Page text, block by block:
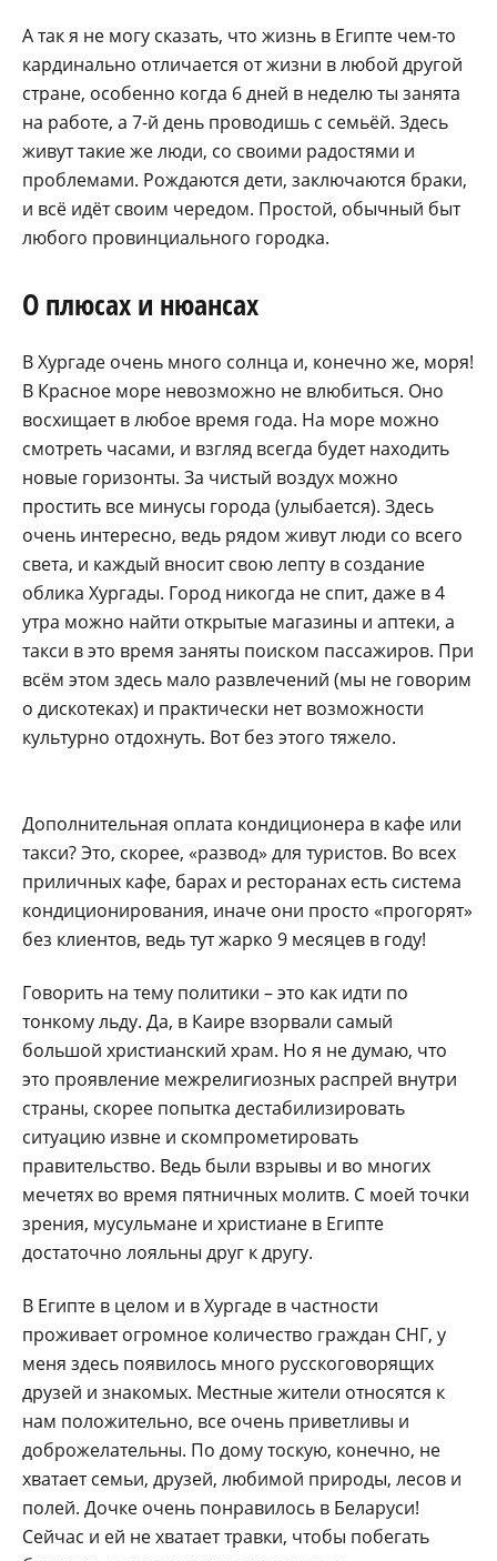
А так я не могу сказать, что жизнь в Египте чем-то
кардинально отличается от жизни в любой другой
стране, особенно когда 6 дней в неделю ты занята
на работе, а 7-й день проводишь с семьёй. Здесь
живут такие же люди, со своими радостями и
проблемами. Рождаются дети, заключаются браки,
и всё идёт своим чередом. Простой, обычный быт
любого провинциального городка.
О плюсах и нюансах
В Хургаде очень много солнца и, конечно же, моря!
В Красное море невозможно не влюбиться. Оно
восхищает в любое время года. На море можно
смотреть часами, и взгляд всегда будет находить
новые горизонты. За чистый воздух можно
простить все минусы города (улыбается). Здесь
очень интересно, ведь рядом живут люди со всего
света, и каждый вносит свою лепту в создание
облика Хургады. Город никогда не спит, даже в 4
утра можно найти открытые магазины и аптеки, а
такси в это время заняты поиском пассажиров. При
всём этом здесь мало развлечений (мы не говорим
о дискотеках) и практически нет возможности
культурно отдохнуть. Вот без этого тяжело.
Дополнительная оплата кондиционера в кафе или
такси? Это, скорее, «развод» для туристов. Во всех
приличных кафе, барах и ресторанах есть система
кондиционирования, иначе они просто «прогорят»
без клиентов, ведь тут жарко 9 месяцев в году!
Говорить на тему политики – это как идти по
тонкому льду. Да, в Каире взорвали самый
большой христианский храм. Но я не думаю, что
это проявление межрелигиозных распрей внутри
страны, скорее попытка дестабилизировать
ситуацию извне и скомпрометировать
правительство. Ведь были взрывы и во многих
мечетях во время пятничных молитв. С моей точки
зрения, мусульмане и христиане в Египте
достаточно лояльны друг к другу.
В Египте в целом и в Хургаде в частности
проживает огромное количество граждан СНГ, у
меня здесь появилось много русскоговорящих
друзей и знакомых. Местные жители относятся к
нам положительно, все очень приветливы и
доброжелательны. По дому тоскую, конечно, не
хватает семьи, друзей, любимой природы, лесов и
полей. Дочке очень понравилось в Беларуси!
Сейчас и ей не хватает травки, чтобы побегать